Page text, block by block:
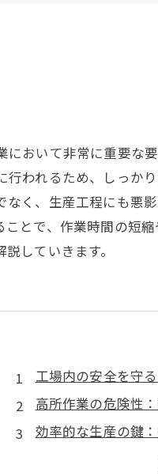
おいて非常に重要な
われるため、しっか
く、生産工程にも悪
とで、作業時間の短
していきます。
工場内の安全を守
高所作業の危険性
効率的な生産の鍵
事例紹介：足場工